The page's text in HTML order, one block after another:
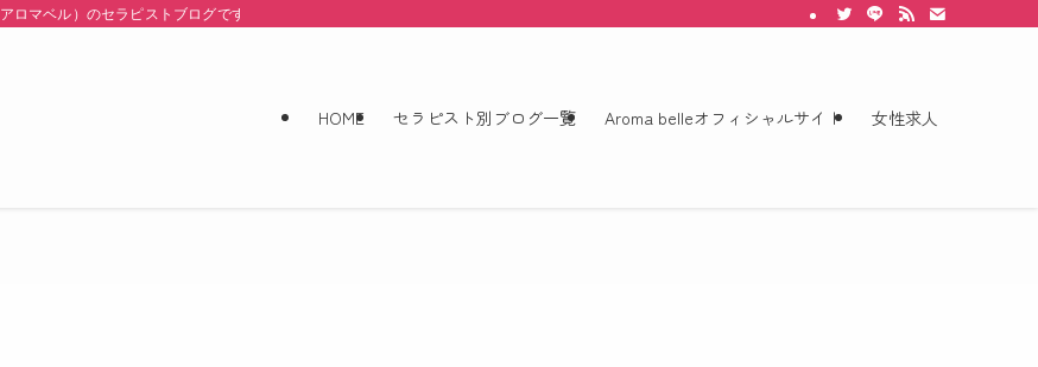
マベル）のセラピストブログです。「鼠径部」と「密着」にこだわりぬいた純金沢美人セラピストによるメンズエステ。 五感で楽しむ癒しのひと時をご堪
HOME セラピスト別ブログ一覧 Aroma belleオフィシャルサイト 女性求人